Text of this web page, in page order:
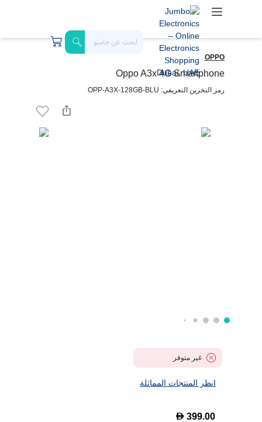
OPPO
Oppo A3x 4G Smartphone
رمز التخزين التعريفي: OPP-A3X-128GB-BLU
غير متوفر
انظر المنتجات المماثلة
D 399.00